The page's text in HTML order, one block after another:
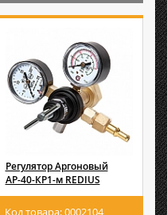
Регулятор Аргоновый
АР-40-КР1-м REDIUS
Код товара: 0002104